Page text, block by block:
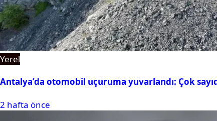
Yerel
Antalya’da otomobil uçuruma yuvarlandı: Çok
2 hafta önce